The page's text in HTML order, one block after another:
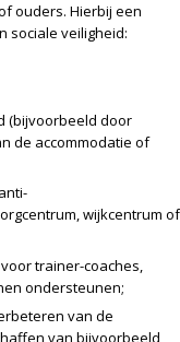
ouders. Hierbij een
sociale veiligheid:
(bijvoorbeeld door
de accommodatie of
wijkcentrum of
trainer-coaches,
ondersteunen;
van de
van bijvoorbeeld